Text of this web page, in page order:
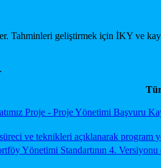
Tahminleri geliştirmek için İKY ve
Proje - Proje Yönetimi Başvuru
ve teknikleri açıklanarak program
Yönetimi Standartının 4.